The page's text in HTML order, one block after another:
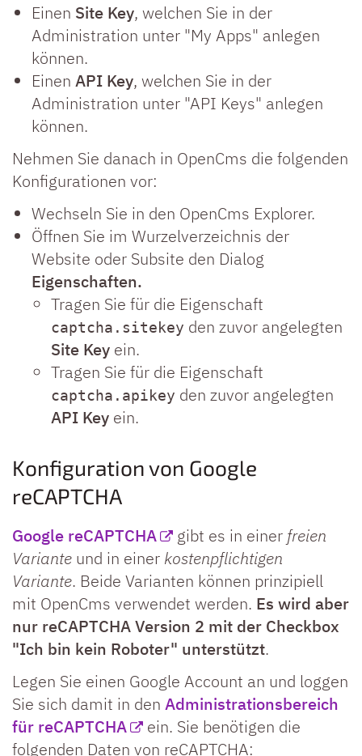
Einen Site Key, welchen Sie in der
Administration unter "My Apps" anlegen
können.
Einen API Key, welchen Sie in der
Administration unter "API Keys" anlegen
können.
Nehmen Sie danach in OpenCms die folgenden
Konfigurationen vor:
Wechseln Sie in den OpenCms Explorer.
Öffnen Sie im Wurzelverzeichnis der
Website oder Subsite den Dialog
Eigenschaften.
Tragen Sie für die Eigenschaft
captcha.sitekey den zuvor angelegten
Site Key ein.
Tragen Sie für die Eigenschaft
captcha.apikey den zuvor angelegten
API Key ein.
Konfiguration von Google
reCAPTCHA
Google reCAPTCHA gibt es in einer freien
Variante und in einer kostenpflichtigen
Variante. Beide Varianten können prinzipiell
mit OpenCms verwendet werden. Es wird aber
nur reCAPTCHA Version 2 mit der Checkbox
"Ich bin kein Roboter" unterstützt.
Legen Sie einen Google Account an und loggen
Sie sich damit in den Administrationsbereich
für reCAPTCHA
ein. Sie benötigen die
folgenden Daten von reCAPTCHA: